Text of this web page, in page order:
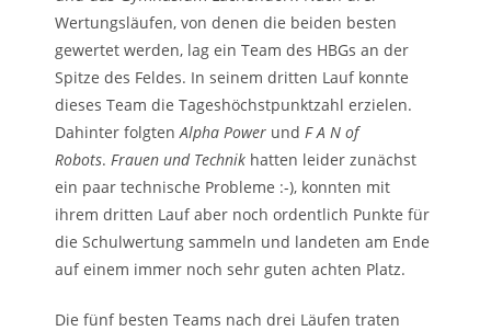
Wertungsläufen, von denen die beiden besten
gewertet werden, lag ein Team des HBGs an der
Spitze des Feldes. In seinem dritten Lauf konnte
dieses Team die Tageshöchstpunktzahl erzielen.
Dahinter folgten Alpha Power und F A N of
Robots. Frauen und Technik hatten leider zunächst
ein paar technische Probleme :-), konnten mit
ihrem dritten Lauf aber noch ordentlich Punkte für
die Schulwertung sammeln und landeten am Ende
auf einem immer noch sehr guten achten Platz.
Die fünf besten Teams nach drei Läufen traten